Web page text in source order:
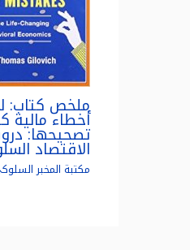
ملخص كتاب:
أخطاء مالية
تصحيحها: دروس
الاقتصاد
مكتبة المخبر السلوكي/